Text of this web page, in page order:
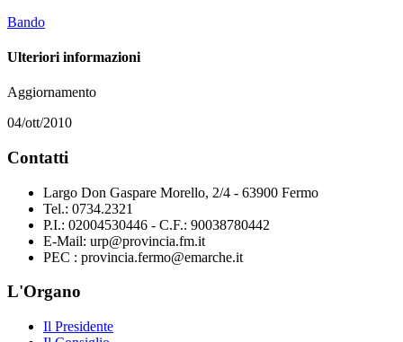
Bando
Ulteriori informazioni
Aggiornamento
04/ott/2010
Contatti
Largo Don Gaspare Morello, 2/4 - 63900 Fermo
Tel.: 0734.2321
P.I.: 02004530446 - C.F.: 90038780442
E-Mail: urp@provincia.fm.it
PEC : provincia.fermo@emarche.it
L'Organo
Il Presidente